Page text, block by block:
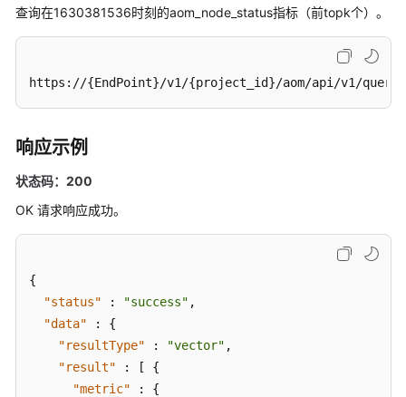
Prometheus
监
间
（推
荐）
POST
方
法
查询在1630381536时刻的aom_node_status指标（前topk个）。
https://{EndPoint}/v1/{project_id}/aom/api/v1/
响应示例
状态码：200
OK 请求响应成功。
{
"status"
: "success" ,
"data"
:
{
"resultType"
: "vector" ,
"result"
: [
{
"metric"
:
{